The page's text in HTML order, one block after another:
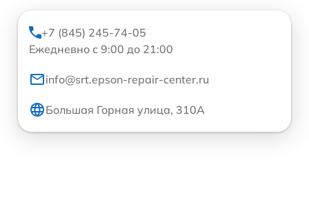
+7 (845) 245-74-05
Ежедневно с 9:00 до 21:00
info@srt.epson-repair-center.ru
Большая Горная улица, 310А